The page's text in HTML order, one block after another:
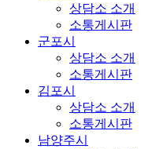
상담소 소개
소통게시판
군포시
상담소 소개
소통게시판
김포시
상담소 소개
소통게시판
남양주시